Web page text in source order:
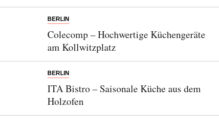
BERLIN
Colecomp – Hochwertige Küchengeräte
am Kollwitzplatz
BERLIN
ITA Bistro – Saisonale Küche aus dem
Holzofen